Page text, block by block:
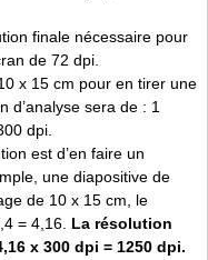
finale nécessaire pour
de 72 dpi.
x 15 cm pour en tirer une
d’analyse sera de : 1
dpi.
est d’en faire un
une diapositive de
de 10 x 15 cm, le
= 4,16. La résolution
x 300 dpi = 1250 dpi.